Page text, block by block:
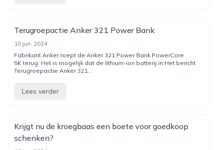
Terugroepactie Anker 321 Power Bank
10 jun. 2024
Fabrikant Anker roept de Anker 321 Power Bank PowerCore
5K terug. Het is mogelijk dat de lithium-ion batterij in Het bericht
Terugroepactie Anker 321...
Lees verder
Krijgt nu de kroegbaas een boete voor goedkoop
schenken?